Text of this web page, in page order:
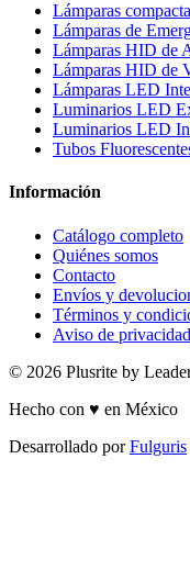
Lámparas
Lámparas de
Lámparas HID de
Lámparas HID de
Lámparas LED
Luminarios LED
Luminarios LED
Tubos
Información
Catálogo completo
Quiénes somos
Contacto
Envíos y
Términos y
Aviso de privacidad
© 2026 Plusrite by
Hecho con ♥ en México
Desarrollado porFulguris